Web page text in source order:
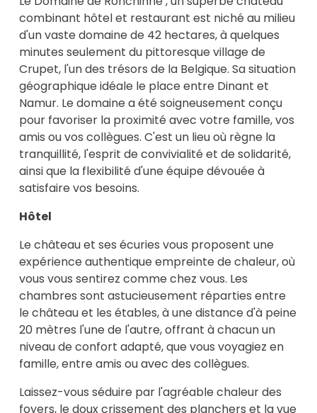
combinant hôtel et restaurant est niché au milieu
d'un vaste domaine de 42 hectares, à quelques
minutes seulement du pittoresque village de
Crupet, l'un des trésors de la Belgique. Sa situation
géographique idéale le place entre Dinant et
Namur. Le domaine a été soigneusement conçu
pour favoriser la proximité avec votre famille, vos
amis ou vos collègues. C'est un lieu où règne la
tranquillité, l'esprit de convivialité et de solidarité,
ainsi que la flexibilité d'une équipe dévouée à
satisfaire vos besoins.
Hôtel
Le château et ses écuries vous proposent une
expérience authentique empreinte de chaleur, où
vous vous sentirez comme chez vous. Les
chambres sont astucieusement réparties entre
le château et les étables, à une distance d'à peine
20 mètres l'une de l'autre, offrant à chacun un
niveau de confort adapté, que vous voyagiez en
famille, entre amis ou avec des collègues.
Laissez-vous séduire par l'agréable chaleur des
foyers, le doux crissement des planchers et la vue